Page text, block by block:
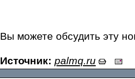
Вы можете обсудить эту
Источник: palmq.ru